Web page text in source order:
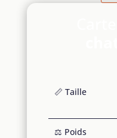
📏 Taille
⚖️ Poids